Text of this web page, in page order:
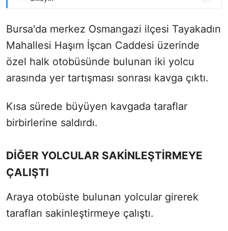
Bursa'da merkez Osmangazi ilçesi Tayakadın
Mahallesi Haşım İşcan Caddesi üzerinde
özel halk otobüsünde bulunan iki yolcu
arasında yer tartışması sonrası kavga çıktı.
Kısa sürede büyüyen kavgada taraflar
birbirlerine saldırdı.
DİĞER YOLCULAR SAKİNLEŞTİRMEYE
ÇALIŞTI
Araya otobüste bulunan yolcular girerek
tarafları sakinleştirmeye çalıştı.